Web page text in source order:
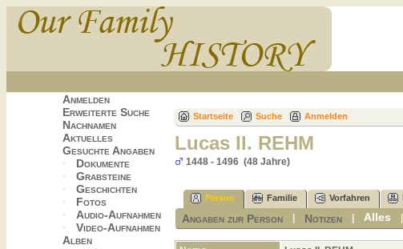
Anmelden
Erweiterte Suche
Nachnamen
Aktuelles
Gesuchte Angaben
Dokumente
Grabsteine
Geschichten
Fotos
Audio-Aufnahmen
Video-Aufnahmen
Alben
Startseite Suche Anmelden
Lucas II. REHM
1448 - 1496 (48 Jahre)
Person Familie Vorfahren
Angaben zur Person Notizen |Alles